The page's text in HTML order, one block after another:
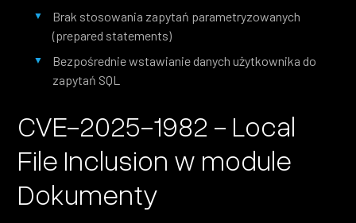
Brak stosowania zapytań parametryzowanych
(prepared statements)
Bezpośrednie wstawianie danych użytkownika do
zapytań SQL
CVE-2025-1982 - Local
File Inclusion w module
Dokumenty